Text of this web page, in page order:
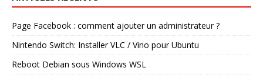
Page Facebook : comment ajouter un administrateur ?
Nintendo Switch: Installer VLC / Vino pour Ubuntu
Reboot Debian sous Windows WSL